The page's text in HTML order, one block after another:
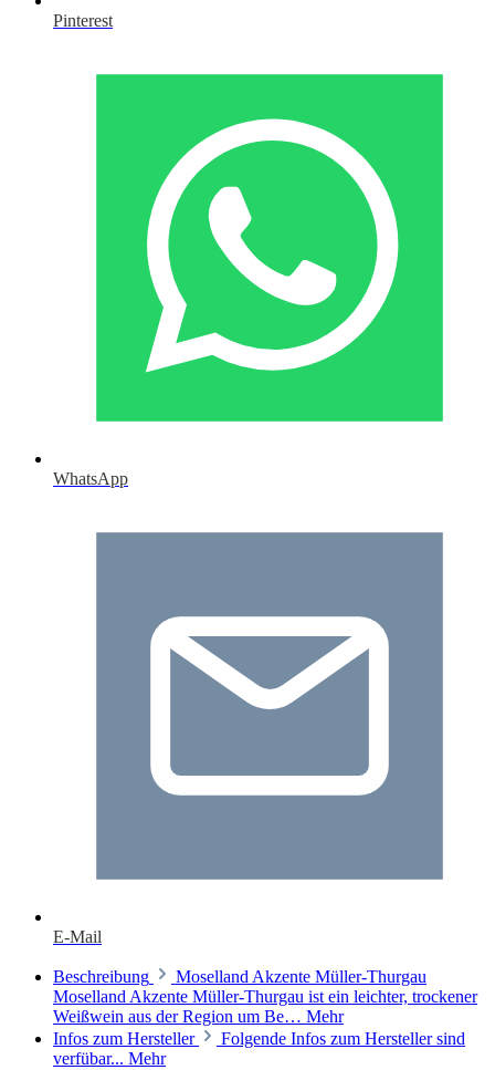
Pinterest
WhatsApp
E-Mail
Beschreibung
Moselland Akzente Müller-Thurgau
Moselland Akzente Müller-Thurgau ist ein leichter, trockener
Weißwein aus der Region um Be… Mehr
Infos zum Hersteller
Folgende Infos zum Hersteller sind
verfübar... Mehr